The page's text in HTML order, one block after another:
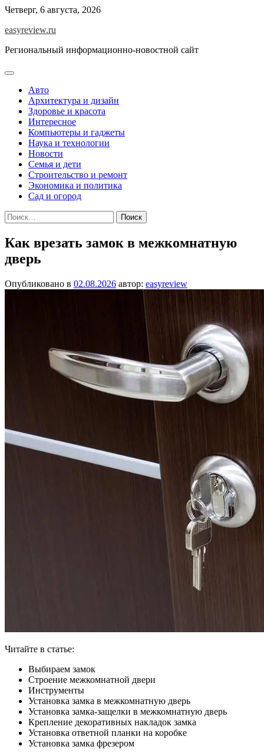
Перейти
содержимому
Четверг, 6 августа, 2026
easyreview.ru
Региональный информационно-новостной сайт
Авто
Архитектура и дизайн
Здоровье и красота
Интересное
Компьютеры и гаджеты
Наука и технологии
Новости
Семья и дети
Строительство и ремонт
Экономика и политика
Сад и огород
Найти:
Как врезать замок в межкомнатную
дверь
Опубликовано в 02.08.2026 автор: easyreview
Читайте в статье:
Выбираем замок
Строение межкомнатной двери
Инструменты
Установка замка в межкомнатную дверь
Установка замка-защелки в межкомнатную дверь
Крепление декоративных накладок замка
Установка ответной планки на коробке
Установка замка фрезером